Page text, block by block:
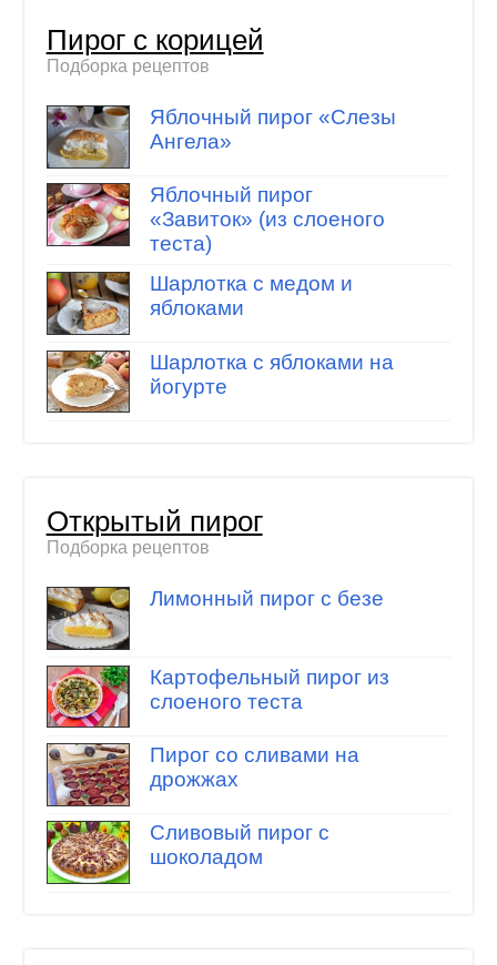
Пирог с корицей
Подборка рецептов
Яблочный пирог «Слезы
Ангела»
Яблочный пирог
«Завиток» (из слоеного
теста)
Шарлотка с медом и
яблоками
Шарлотка с яблоками на
йогурте
Открытый пирог
Подборка рецептов
Лимонный пирог с безе
Картофельный пирог из
слоеного теста
Пирог со сливами на
дрожжах
Сливовый пирог с
шоколадом